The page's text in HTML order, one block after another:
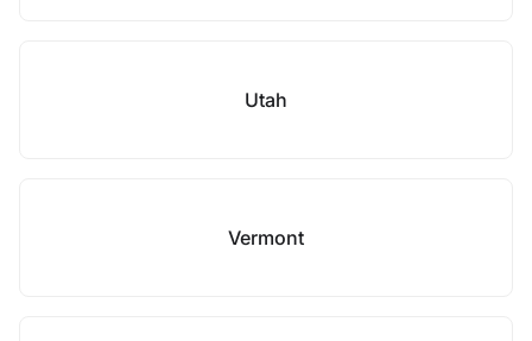
Utah
Vermont